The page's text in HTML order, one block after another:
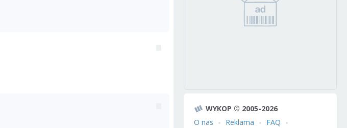
WYKOP © 2005-2026
O nas
Reklama
FAQ